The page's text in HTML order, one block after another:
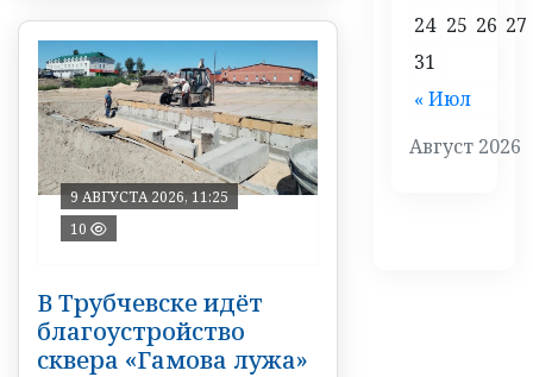
9 АВГУСТА 2026, 11:25
10
В Трубчевске идёт
благоустройство
сквера «Гамова лужа»
Август 2026
« Июл
24 25 26 27
31